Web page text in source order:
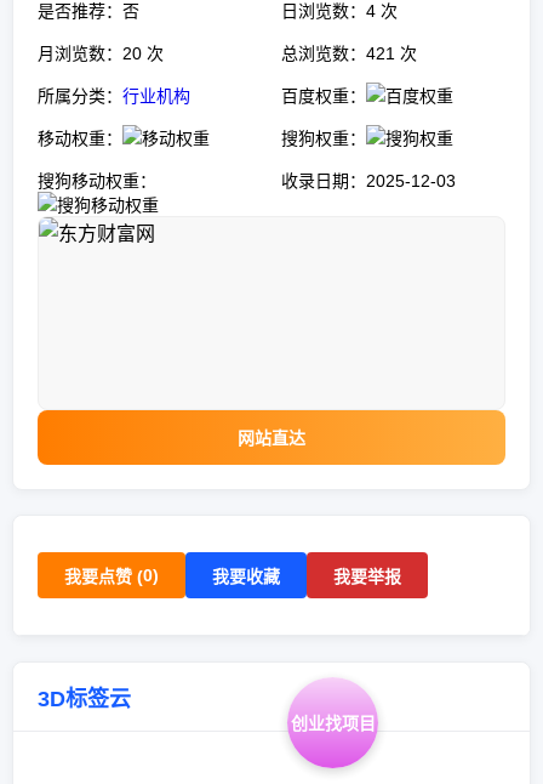
是否推荐：否 日浏览数：4 次
月浏览数：20 次 总浏览数：421 次
所属分类： 行业机构 百度权重：
移动权重： 搜狗权重：
搜狗移动权重： 收录日期：2025-12-03
网站直达
我要点赞 (0) 我要收藏 我要举报
3D标签云
创业找项目